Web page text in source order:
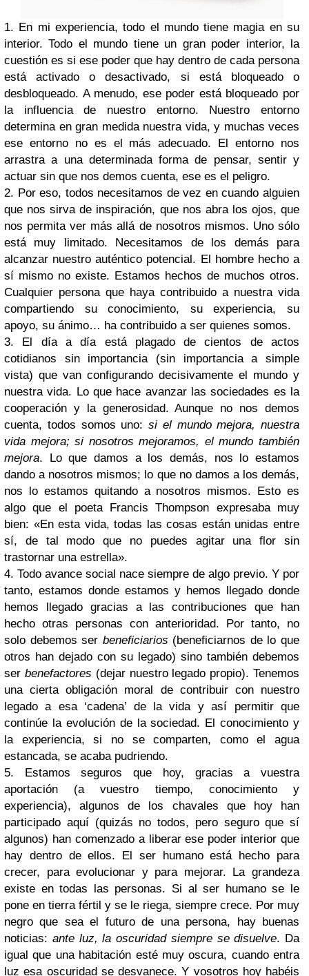
1. En mi experiencia, todo el mundo tiene magia en su
interior. Todo el mundo tiene un gran poder interior, la
cuestión es si ese poder que hay dentro de cada persona
está activado o desactivado, si está bloqueado o
desbloqueado. A menudo, ese poder está bloqueado por
la influencia de nuestro entorno. Nuestro entorno
determina en gran medida nuestra vida, y muchas veces
ese entorno no es el más adecuado. El entorno nos
arrastra a una determinada forma de pensar, sentir y
actuar sin que nos demos cuenta, ese es el peligro.
2. Por eso, todos necesitamos de vez en cuando alguien
que nos sirva de inspiración, que nos abra los ojos, que
nos permita ver más allá de nosotros mismos. Uno sólo
está muy limitado. Necesitamos de los demás para
alcanzar nuestro auténtico potencial. El hombre hecho a
sí mismo no existe. Estamos hechos de muchos otros.
Cualquier persona que haya contribuido a nuestra vida
compartiendo su conocimiento, su experiencia, su
apoyo, su ánimo… ha contribuido a ser quienes somos.
3. El día a día está plagado de cientos de actos
cotidianos sin importancia (sin importancia a simple
vista) que van configurando decisivamente el mundo y
nuestra vida. Lo que hace avanzar las sociedades es la
cooperación y la generosidad. Aunque no nos demos
cuenta, todos somos uno: si el mundo mejora, nuestra
vida mejora; si nosotros mejoramos, el mundo también
mejora. Lo que damos a los demás, nos lo estamos
dando a nosotros mismos; lo que no damos a los demás,
nos lo estamos quitando a nosotros mismos. Esto es
algo que el poeta Francis Thompson expresaba muy
bien: «En esta vida, todas las cosas están unidas entre
sí, de tal modo que no puedes agitar una flor sin
trastornar una estrella».
4. Todo avance social nace siempre de algo previo. Y por
tanto, estamos donde estamos y hemos llegado donde
hemos llegado gracias a las contribuciones que han
hecho otras personas con anterioridad. Por tanto, no
solo debemos ser beneficiarios (beneficiarnos de lo que
otros han dejado con su legado) sino también debemos
ser benefactores (dejar nuestro legado propio). Tenemos
una cierta obligación moral de contribuir con nuestro
legado a esa ‘cadena’ de la vida y así permitir que
continúe la evolución de la sociedad. El conocimiento y
la experiencia, si no se comparten, como el agua
estancada, se acaba pudriendo.
5. Estamos seguros que hoy, gracias a vuestra
aportación (a vuestro tiempo, conocimiento y
experiencia), algunos de los chavales que hoy han
participado aquí (quizás no todos, pero seguro que sí
algunos) han comenzado a liberar ese poder interior que
hay dentro de ellos. El ser humano está hecho para
crecer, para evolucionar y para mejorar. La grandeza
existe en todas las personas. Si al ser humano se le
pone en tierra fértil y se le riega, siempre crece. Por muy
negro que sea el futuro de una persona, hay buenas
noticias: ante luz, la oscuridad siempre se disuelve. Da
igual que una habitación esté muy oscura, cuando entra
luz esa oscuridad se desvanece. Y vosotros hoy habéis